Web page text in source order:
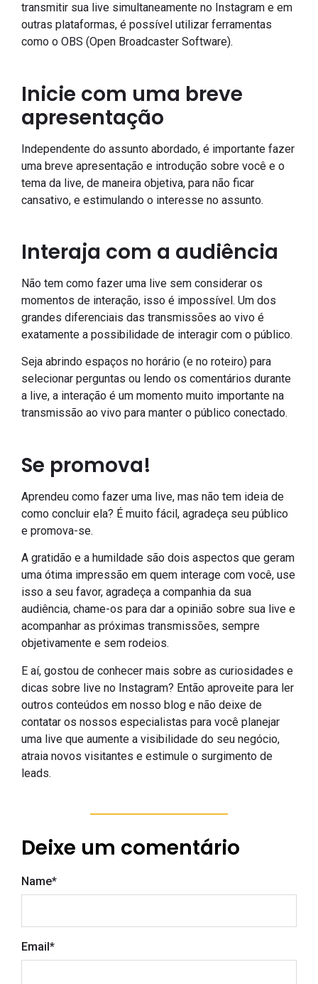
transmitir sua live simultaneamente no Instagram e em
outras plataformas, é possível utilizar ferramentas
como o OBS (Open Broadcaster Software).
Inicie com uma breve
apresentação
Independente do assunto abordado, é importante fazer
uma breve apresentação e introdução sobre você e o
tema da live, de maneira objetiva, para não ficar
cansativo, e estimulando o interesse no assunto.
Interaja com a audiência
Não tem como fazer uma live sem considerar os
momentos de interação, isso é impossível. Um dos
grandes diferenciais das transmissões ao vivo é
exatamente a possibilidade de interagir com o público.
Seja abrindo espaços no horário (e no roteiro) para
selecionar perguntas ou lendo os comentários durante
a live, a interação é um momento muito importante na
transmissão ao vivo para manter o público conectado.
Se promova!
Aprendeu como fazer uma live, mas não tem ideia de
como concluir ela? É muito fácil, agradeça seu público
e promova-se.
A gratidão e a humildade são dois aspectos que geram
uma ótima impressão em quem interage com você, use
isso a seu favor, agradeça a companhia da sua
audiência, chame-os para dar a opinião sobre sua live e
acompanhar as próximas transmissões, sempre
objetivamente e sem rodeios.
E aí, gostou de conhecer mais sobre as curiosidades e
dicas sobre live no Instagram? Então aproveite para ler
outros conteúdos em nosso blog e não deixe de
contatar os nossos especialistas para você planejar
uma live que aumente a visibilidade do seu negócio,
atraia novos visitantes e estimule o surgimento de
leads.
Deixe um comentário
Name*
Email *